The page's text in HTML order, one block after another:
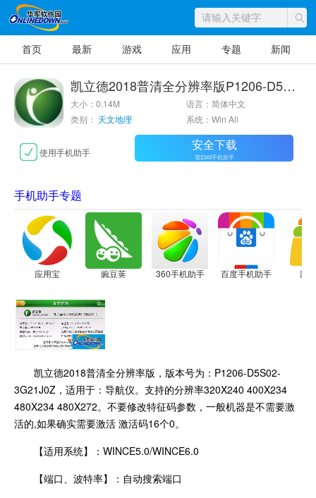
首页 最新 游戏 应用 专题 新闻
凯立德2018普清全分辨率版P1206-D5S02-3G21J0Z
大小：0.14M
语言：简体中文
类别： 天文地理 系统：Win All
使用手机助手 安全下载
需2345手机助手
手机助手专题
应用宝 豌豆荚 360手机助手 百度手机助手 应
凯立德2018普清全分辨率版，版本号为：P1206-D5S02-
3G21J0Z，适用于：导航仪。支持的分辨率320X240 400X234
480X234 480X272。不要修改特征码参数，一般机器是不需要激
活的,如果确实需要激活 激活码16个0。
【适用系统】：WINCE5.0/WINCE6.0
【端口、波特率】：自动搜索端口